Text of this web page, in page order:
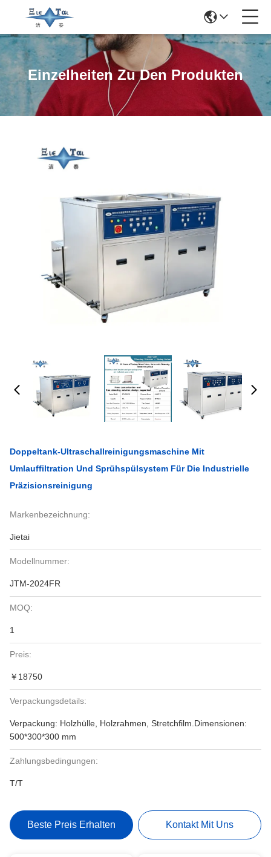
Einzelheiten Zu Den Produkten
Doppeltank-Ultraschallreinigungsmaschine Mit
Umlauffiltration Und Sprühspülsystem Für Die Industrielle
Präzisionsreinigung
Markenbezeichnung:
Jietai
Modellnummer:
JTM-2024FR
MOQ:
1
Preis:
￥18750
Verpackungsdetails:
Verpackung: Holzhülle, Holzrahmen, Stretchfilm.Dimensionen:
500*300*300 mm
Zahlungsbedingungen:
T/T
Beste Preis Erhalten Kontakt Mit Uns